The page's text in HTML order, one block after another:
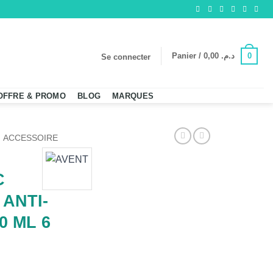
Se connecter Panier / د.م. 0
& PROMO BLOG MARQUES
ACCESSOIRE
ML 6